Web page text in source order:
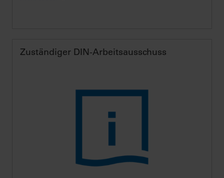
Zuständiger DIN-Arbeitsausschuss